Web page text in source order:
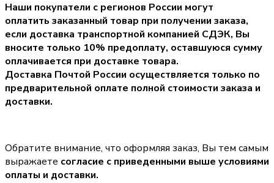
Наши покупатели с регионов России могут
оплатить заказанный товар при получении заказа,
если доставка транспортной компанией СДЭК, Вы
вносите только 10% предоплату, оставшуюся сумму
оплачивается при доставке товара.
Доставка Почтой России осуществляется только по
предварительной оплате полной стоимости заказа и
доставки.
Обратите внимание, что оформляя заказ, Вы тем самым
выражаете согласие с приведенными выше условиями
оплаты и доставки.